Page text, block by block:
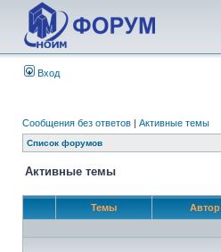
Вход
Сообщения без ответов | Активные темы
Список форумов
Активные темы
Темы Автор